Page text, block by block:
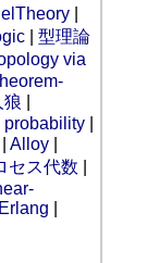
|型理論
via
狼
probability
|Alloy
セス代数
Erlang